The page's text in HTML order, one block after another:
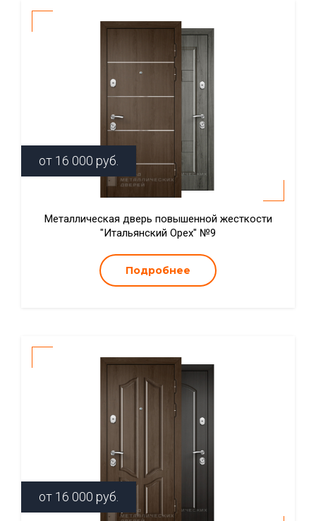
от 16 000 руб.
Металлическая дверь повышенной жесткости
"Итальянский Орех" №9
Подробнее
от 16 000 руб.